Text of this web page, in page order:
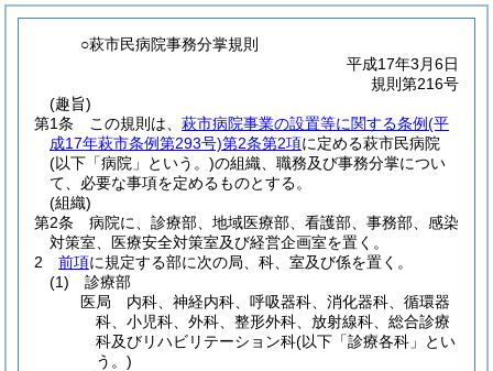
○萩市民病院事務分掌規則
平成17年3月6日
規則第216号
(趣旨)
第1条
この規則は、 萩市病院事業の設置等に関する条例(平
成17年萩市条例第293号)第2条第2項に定める萩市民病院
(以下「病院」という。)の組織、職務及び事務分掌につい
て、必要な事項を定めるものとする。
(組織)
第2条
病院に、診療部、地域医療部、看護部、事務部、感染
対策室、医療安全対策室及び経営企画室を置く。
2
前項に規定する部に次の局、科、室及び係を置く。
(1)
診療部
医局 内科、神経内科、呼吸器科、消化器科、循環器
科、小児科、外科、整形外科、放射線科、総合診療
科及びリハビリテーション科(以下「診療各科」とい
う。)